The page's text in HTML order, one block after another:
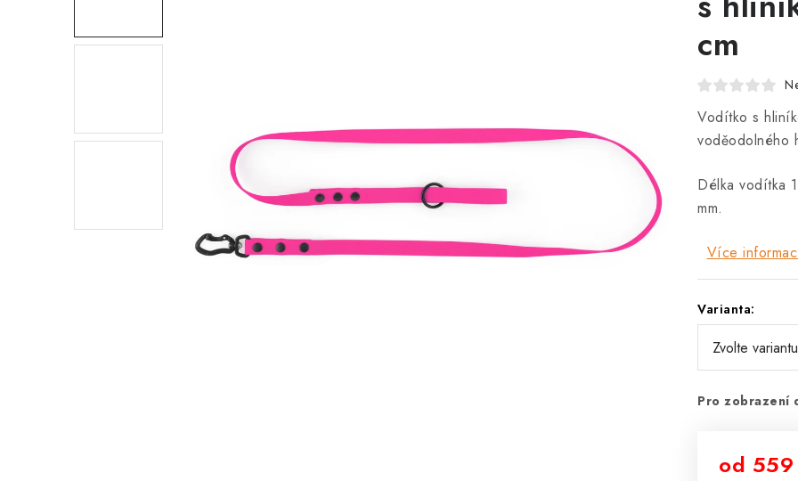
cm
Vodítko s
voděodolného
Délka vodítka
mm.
Více
Varianta:
Pro zobrazení
od 559